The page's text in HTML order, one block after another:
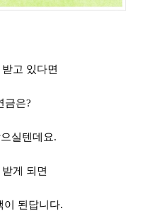
고 있다면
금은?
실텐데요.
게 되면
이 된답니다.